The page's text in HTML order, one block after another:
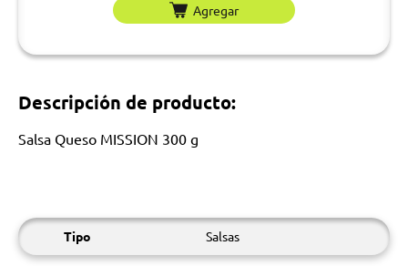
Agregar
Descripción de producto:
Salsa Queso MISSION 300 g
Tipo Salsas